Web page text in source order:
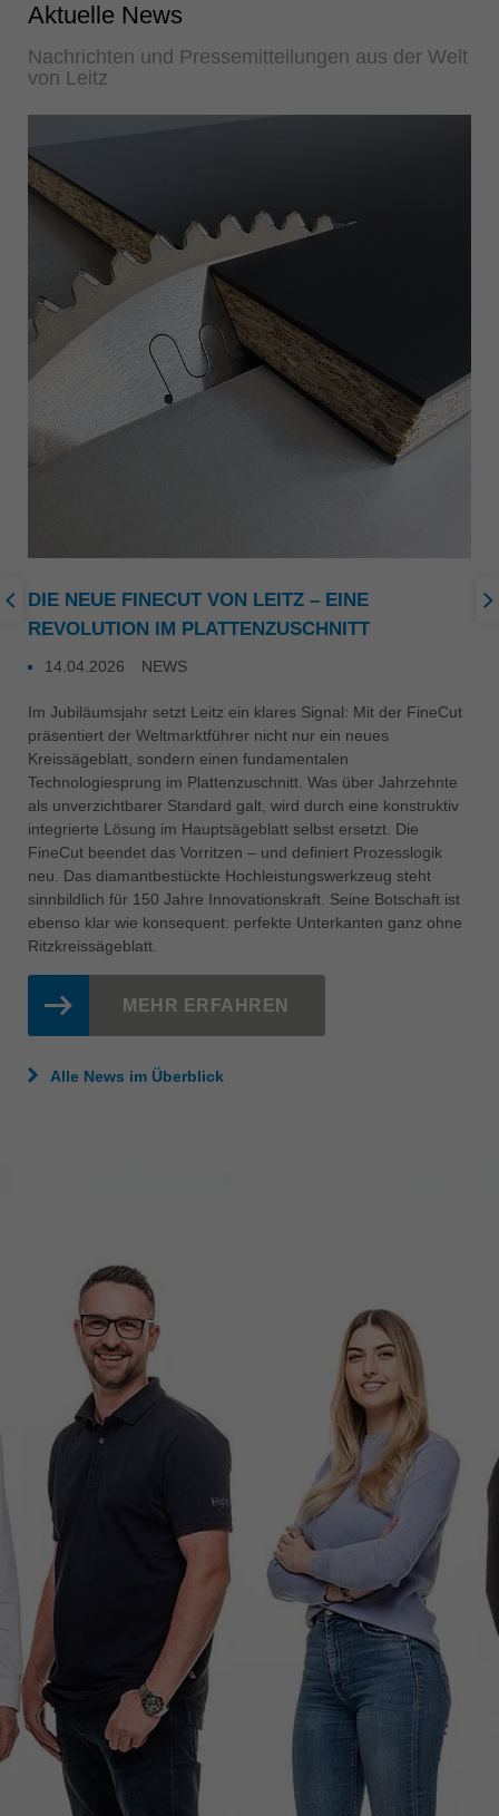
Aktuelle News
Nachrichten und Pressemitteilungen aus der Welt
von Leitz
DIE NEUE FINECUT VON LEITZ – EINE
REVOLUTION IM PLATTENZUSCHNITT
14.04.2026 NEWS
Im Jubiläumsjahr setzt Leitz ein klares Signal: Mit der FineCut
präsentiert der Weltmarktführer nicht nur ein neues
Kreissägeblatt, sondern einen fundamentalen
Technologiesprung im Plattenzuschnitt. Was über Jahrzehnte
als unverzichtbarer Standard galt, wird durch eine konstruktiv
integrierte Lösung im Hauptsägeblatt selbst ersetzt. Die
FineCut beendet das Vorritzen – und definiert Prozesslogik
neu. Das diamantbestückte Hochleistungswerkzeug steht
sinnbildlich für 150 Jahre Innovationskraft. Seine Botschaft ist
ebenso klar wie konsequent: perfekte Unterkanten ganz ohne
Ritzkreissägeblatt.
MEHR ERFAHREN
Alle News im Überblick